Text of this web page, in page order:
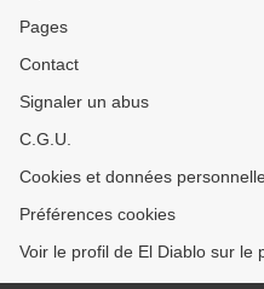
Pages
Contact
Signaler un abus
C.G.U.
Cookies et données
Préférences cookies
Voir le profil de El Diablo sur le